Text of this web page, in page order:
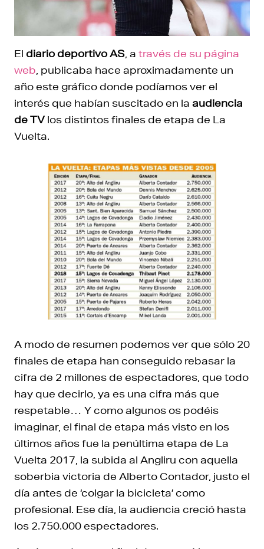
El diario deportivo AS , a través de su página
web , publicaba hace aproximadamente un
año este gráfico donde podíamos ver el
interés que habían suscitado en la audiencia
de TV los distintos finales de etapa de La
Vuelta.
A modo de resumen podemos ver que sólo 20
finales de etapa han conseguido rebasar la
cifra de 2 millones de espectadores, que todo
hay que decirlo, ya es una cifra más que
respetable… Y como algunos os podéis
imaginar, el final de etapa más visto en los
últimos años fue la penúltima etapa de La
Vuelta 2017, la subida al Angliru con aquella
soberbia victoria de Alberto Contador, justo el
día antes de ‘colgar la bicicleta’ como
profesional. Ese día, la audiencia creció hasta
los 2.750.000 espectadores.